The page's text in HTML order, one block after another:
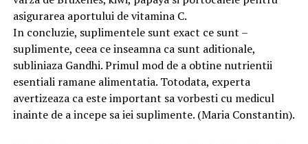
asigurarea aportului de vitamina C.
In concluzie, suplimentele sunt exact ce sunt –
suplimente, ceea ce inseamna ca sunt aditionale,
subliniaza Gandhi. Primul mod de a obtine nutrientii
esentiali ramane alimentatia. Totodata, experta
avertizeaza ca este important sa vorbesti cu medicul
inainte de a incepe sa iei suplimente. (Maria Constantin).